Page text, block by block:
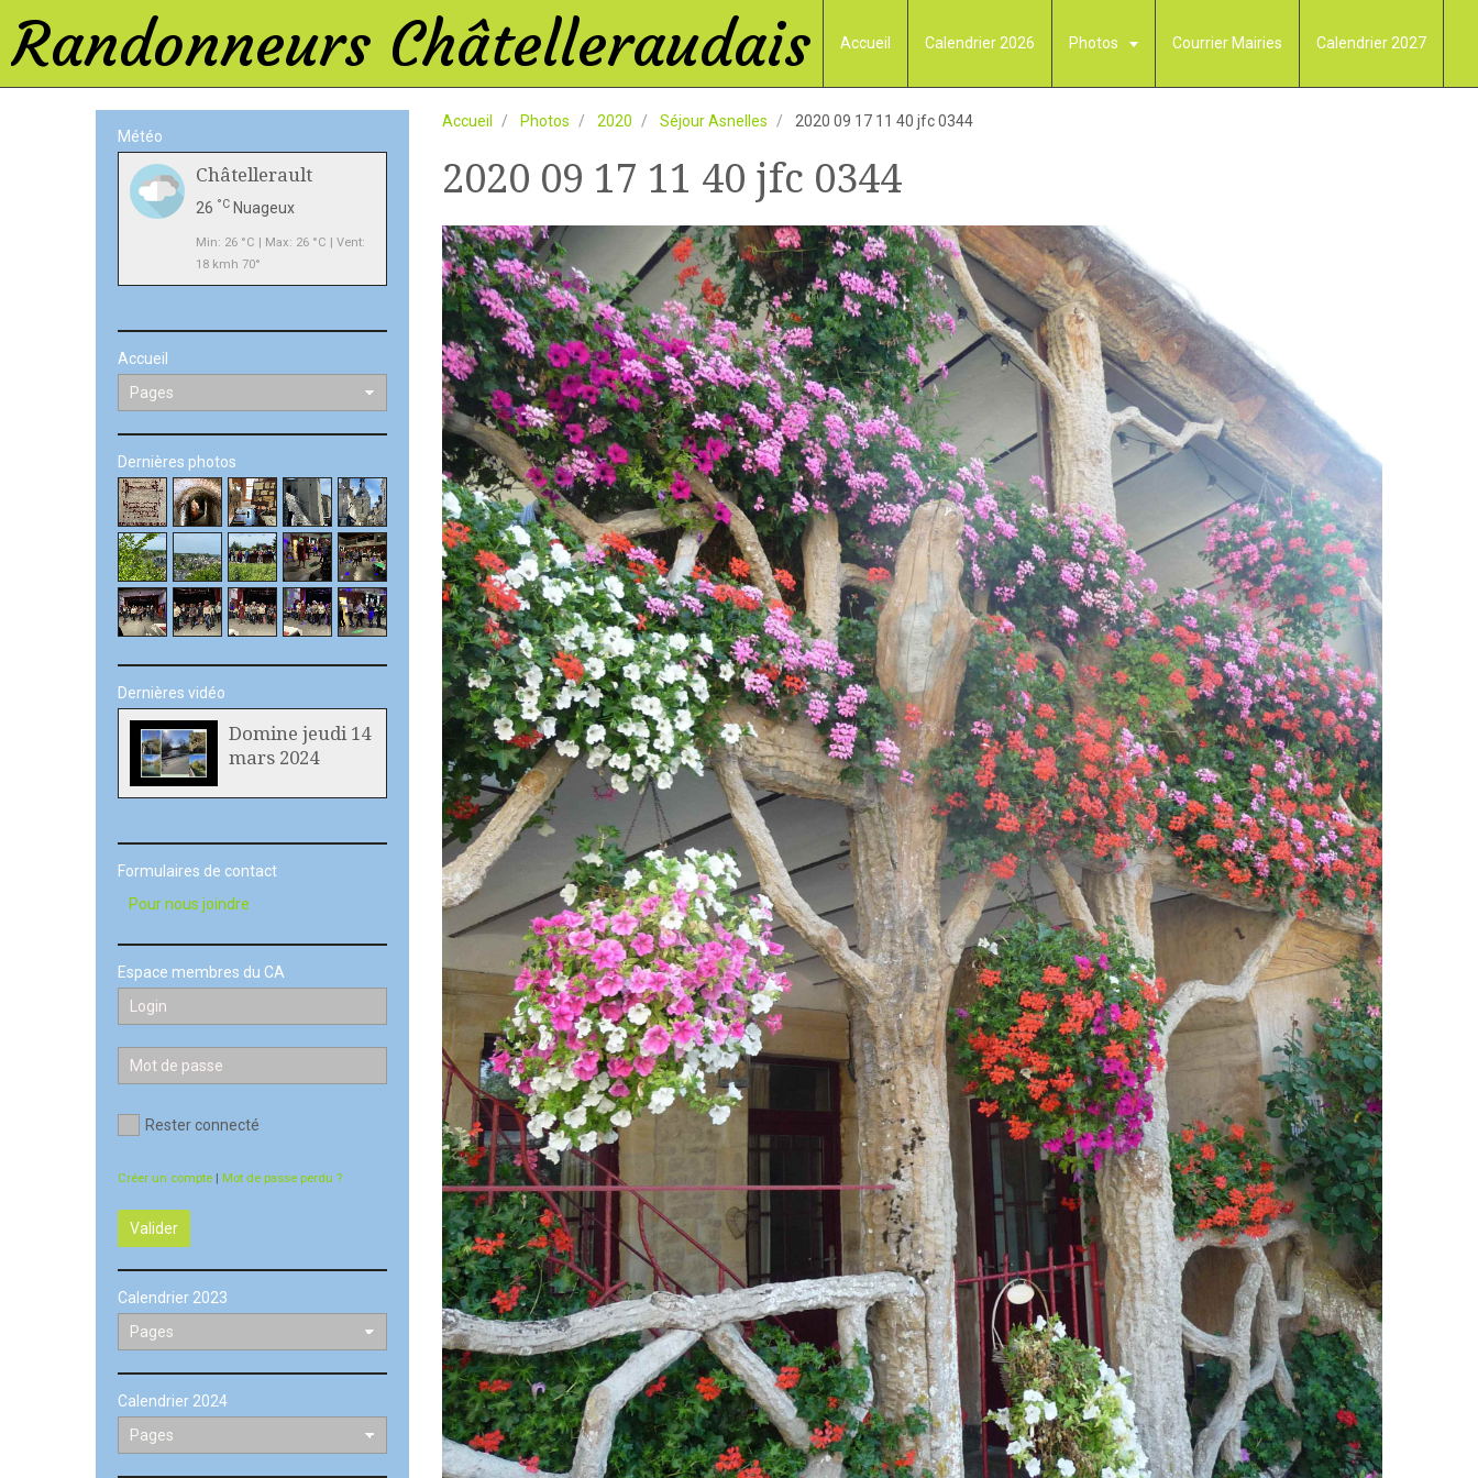
Randonneurs Châtelleraudais Accueil Calendrier 2026 Photos Courrier Mairies Calendrier 2027
Accueil Photos 2020 Séjour Asnelles 2020 09 17 11 40 jfc 0344
2020 09 17 11 40 jfc 0344
Météo
Châtellerault
26 °C Nuageux
Min: 26 °C | Max: 26 °C | Vent:
18 kmh 70°
Accueil
Dernières photos
Dernières vidéo
Domine jeudi 14
mars 2024
Formulaires de contact
Pour nous joindre
Espace membres du CA
Rester connecté
Créer un compte | Mot de passe perdu ?
Valider
Calendrier 2023
Calendrier 2024